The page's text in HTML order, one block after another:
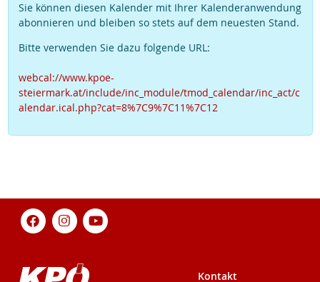
Sie können diesen Kalender mit Ihrer Kalenderanwendung
abonnieren und bleiben so stets auf dem neuesten Stand.
Bitte verwenden Sie dazu folgende URL:
webcal://www.kpoe-
steiermark.at/include/inc_module/tmod_calendar/inc_act/c
alendar.ical.php?cat=8%7C9%7C11%7C12
Kontakt